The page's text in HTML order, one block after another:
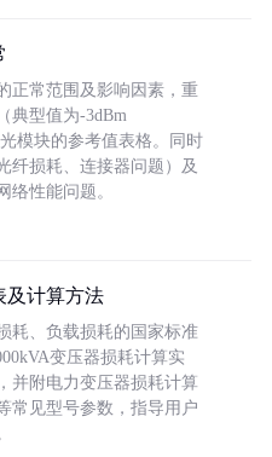
正常范围及影响因素，重
典型值为-3dBm
模块的参考值表格。同时
纤损耗、连接器问题）及
络性能问题。
及计算方法
耗、负载损耗的国家标准
变压器损耗计算实
并附电力变压器损耗计算
常见型号参数，指导用户